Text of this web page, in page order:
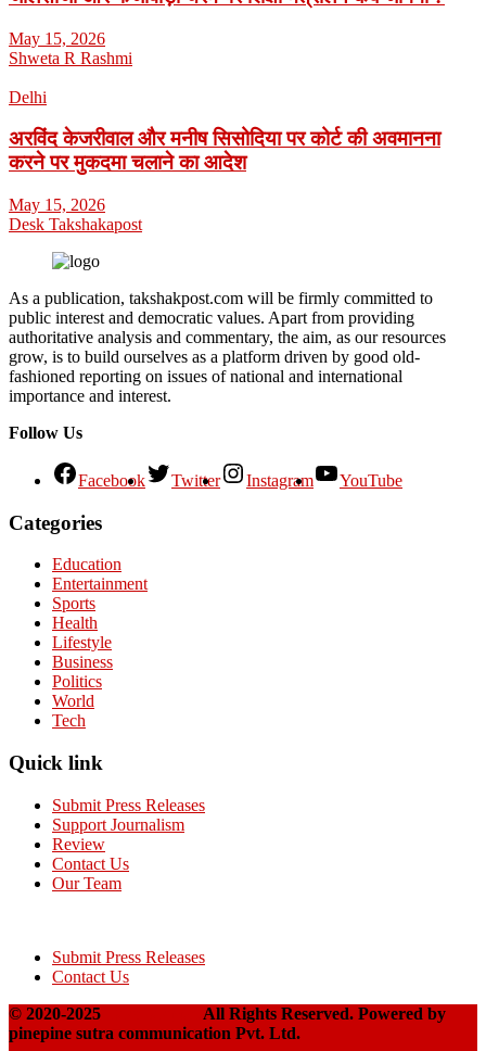
May 15, 2026
Shweta R Rashmi
Delhi
अरविंद केजरीवाल और मनीष सिसोदिया पर कोर्ट की अवमानना
करने पर मुकदमा चलाने का आदेश
May 15, 2026
Desk Takshakapost
As a publication, takshakpost.com will be firmly committed to
public interest and democratic values. Apart from providing
authoritative analysis and commentary, the aim, as our resources
grow, is to build ourselves as a platform driven by good old-
fashioned reporting on issues of national and international
importance and interest.
Follow Us
Facebook Twitter Instagram YouTube
Categories
Education
Entertainment
Sports
Health
Lifestyle
Business
Politics
World
Tech
Quick link
Submit Press Releases
Support Journalism
Review
Contact Us
Our Team
Submit Press Releases
Contact Us
© 2020-2025
All Rights Reserved. Powered by
pinepine sutra communication Pvt. Ltd.